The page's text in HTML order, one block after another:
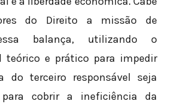
do Direito a missão de
balança, utilizando o
teórico e prático para impedir
do terceiro responsável seja
para cobrir a ineficiência da